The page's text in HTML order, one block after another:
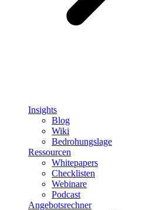
Insights
Blog
Wiki
Bedrohungslage
Ressourcen
Whitepapers
Checklisten
Webinare
Podcast
Angebotsrechner